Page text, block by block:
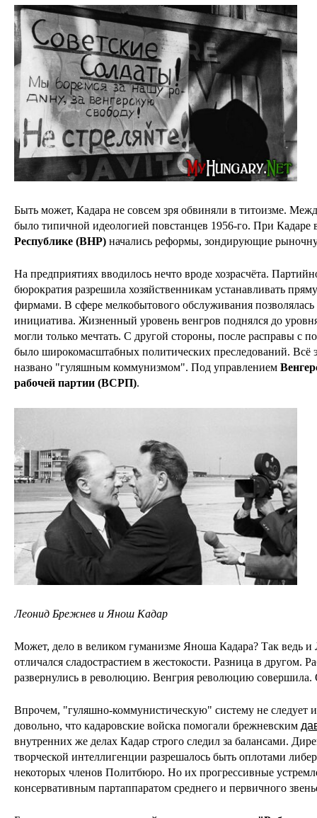
Быть может, Кадара не совсем зря обвиняли в титоизме.
было типичной идеологией повстанцев 1956-го. При Кадаре
Республике (ВНР) начались реформы, зондирующие
На предприятиях вводилось нечто вроде хозрасчёта.
бюрократия разрешила хозяйственникам устанавливать
фирмами. В сфере мелкобытового обслуживания
инициатива. Жизненный уровень венгров поднялся до
могли только мечтать. С другой стороны, после расправы с
было широкомасштабных политических преследований. Всё
названо "гуляшным коммунизмом". Под управлением
рабочей партии (ВСРП).
Леонид Брежнев и Янош Кадар
Может, дело в великом гуманизме Яноша Кадара? Так ведь
отличался сладострастием в жестокости. Разница в другом.
развернулись в революцию. Венгрия революцию совершила.
Впрочем, "гуляшно-коммунистическую" систему не следует
довольно, что кадаровские войска помогали брежневским
внутренних же делах Кадар строго следил за балансами.
творческой интеллигенции разрешалось быть оплотами
некоторых членов Политбюро. Но их прогрессивные
консервативным партаппаратом среднего и первичного